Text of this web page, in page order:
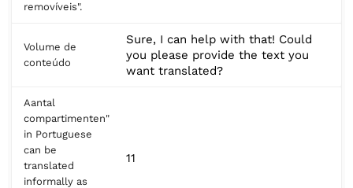
removíveis".
Volume de
conteúdo
Sure, I can help with that! Could
you please provide the text you
want translated?
Aantal
compartimenten"
in Portuguese
can be
translated
informally as
11